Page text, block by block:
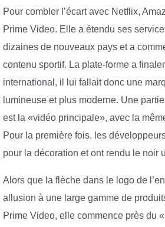
Pour combler l’écart avec Netflix,
Prime Video. Elle a étendu ses
dizaines de nouveaux pays et a
contenu sportif. La plate-forme a
international, il lui fallait donc une
lumineuse et plus moderne. Une
est la «vidéo principale», avec la
Pour la première fois, les
pour la décoration et ont rendu le noir
Alors que la flèche dans le logo de
allusion à une large gamme de
Prime Video, elle commence près du